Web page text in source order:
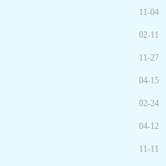
11-04
02-11
11-27
04-15
02-24
04-12
11-11